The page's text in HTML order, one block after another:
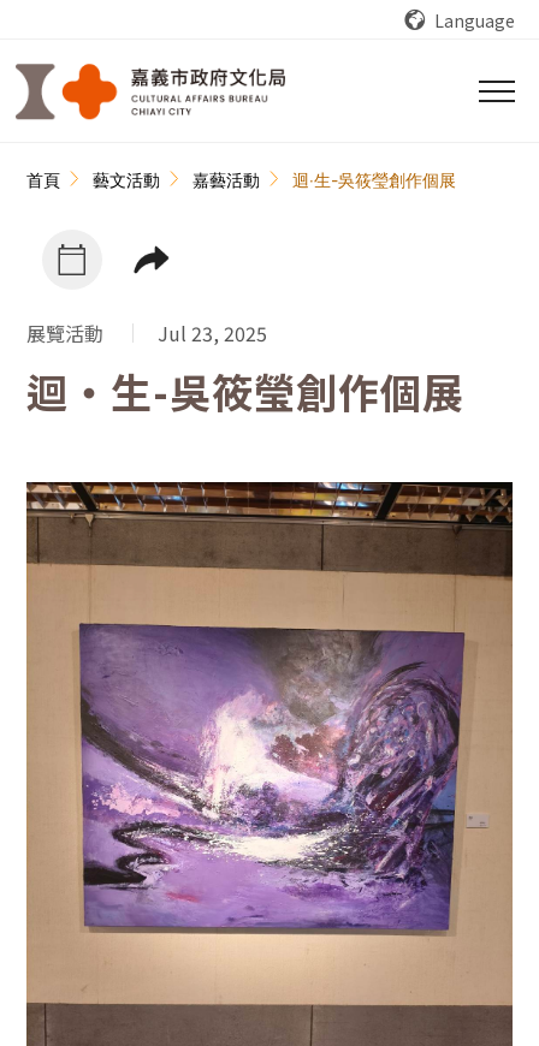
Language
首頁 藝文活動 嘉藝活動 迴‧生-吳筱瑩創作個展
展覽活動 Jul 23, 2025
迴‧生-吳筱瑩創作個展